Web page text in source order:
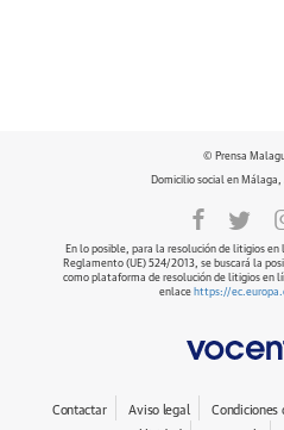
© Prensa
Domicilio social en
En lo posible, para la resolución de litigios
Reglamento (UE) 524/2013, se buscará la
como plataforma de resolución de litigios en
enlace https://
Contactar Aviso legal Condiciones